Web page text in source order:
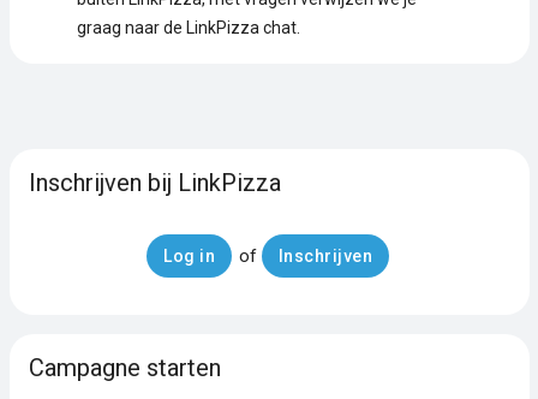
graag naar de LinkPizza chat.
Inschrijven bij LinkPizza
Log in of Inschrijven
Campagne starten